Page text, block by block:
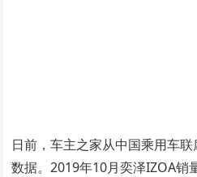
日前，车主之家从中国乘用车
数据。2019年10月奕泽IZOA销